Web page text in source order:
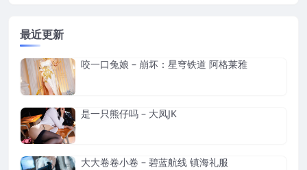
最近更新
咬一口兔娘 – 崩坏：星穹铁道 阿格莱雅
是一只熊仔吗 – 大凤JK
大大卷卷小卷 – 碧蓝航线 镇海礼服